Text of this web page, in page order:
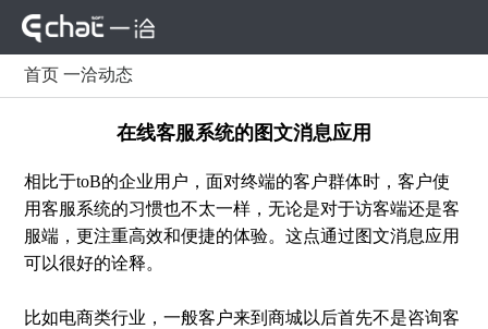
首页 一洽动态
在线客服系统的图文消息应用
相比于toB的企业用户，面对终端的客户群体时，客户使
用客服系统的习惯也不太一样，无论是对于访客端还是客
服端，更注重高效和便捷的体验。这点通过图文消息应用
可以很好的诠释。
比如电商类行业，一般客户来到商城以后首先不是咨询客